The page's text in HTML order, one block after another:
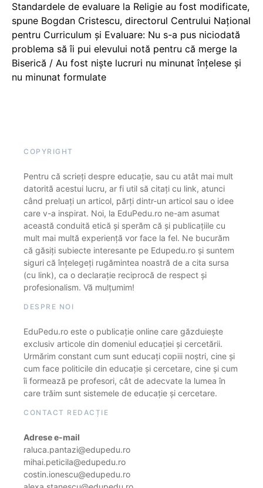
Standardele de evaluare la Religie au fost modificate,
spune Bogdan Cristescu, directorul Centrului Național
pentru Curriculum și Evaluare: Nu s-a pus niciodată
problema să îi pui elevului notă pentru că merge la
Biserică / Au fost niște lucruri nu minunat înțelese și
nu minunat formulate
COPYRIGHT
Pentru că scrieți despre educație, sau cu atât mai mult
datorită acestui lucru, ar fi util să citați cu link, atunci
când preluați un articol, părți dintr-un articol sau o idee
care v-a inspirat. Noi, la EduPedu.ro ne-am asumat
această conduită etică și sperăm că și publicațiile cu
mult mai multă experiență vor face la fel. Ne bucurăm
că găsiți subiecte interesante pe Edupedu.ro și suntem
siguri că înțelegeți rugămintea noastră de a cita sursa
(cu link), ca o declarație reciprocă de respect și
profesionalism. Vă mulțumim!
DESPRE NOI
EduPedu.ro este o publicație online care găzduiește
exclusiv articole din domeniul educației și cercetării.
Urmărim constant cum sunt educați copiii noștri, cine și
cum face politicile din educație și cercetare, cine și cum
îi formează pe profesori, cât de adecvate la lumea în
care trăim sunt sistemele de educație și cercetare.
CONTACT REDACȚIE
Adrese e-mail
raluca.pantazi@edupedu.ro
mihai.peticila@edupedu.ro
costin.ionescu@edupedu.ro